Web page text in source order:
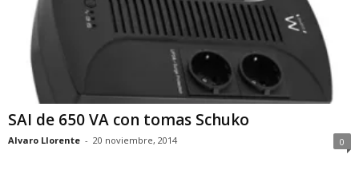
SAI de 650 VA con tomas Schuko
Alvaro Llorente - 20 noviembre, 2014 0